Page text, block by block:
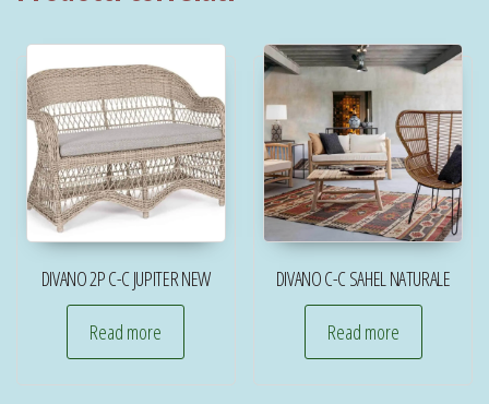
DIVANO 2P C-C JUPITER NEW
Read more
DIVANO C-C SAHEL NATURALE
Read more